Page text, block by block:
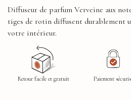
Diffuseur de parfum Verveine aux
tiges de rotin diffusent durablement
votre intérieur.
Retour facile et gratuit Paiement